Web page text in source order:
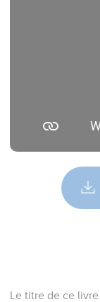
Le titre de ce